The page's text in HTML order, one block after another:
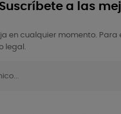
Suscríbete a las
en cualquier momento.
legal.